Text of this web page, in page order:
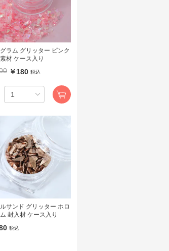
ラム グリッター ピンク
封入素材 ケース入り
￥180 税込
サンド グリッター ホロ
封入材 ケース入り
税込